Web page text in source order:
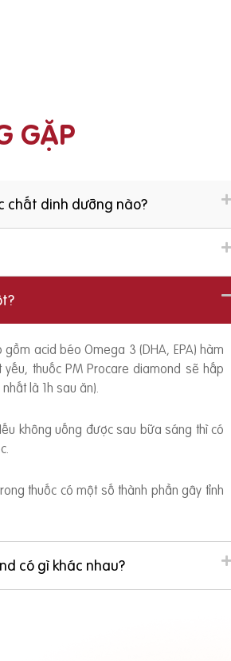
GẶP
chất dinh dưỡng nào?
acid béo Omega 3 (DHA, EPA) hàm
thuốc PM Procare diamond sẽ hấp
là 1h sau ăn).
không uống được sau bữa sáng thì có
thuốc có một số thành phần gây tỉnh
có gì khác nhau?